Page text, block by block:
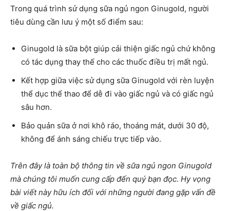
Trong quá trình sử dụng sữa ngủ ngon Ginugold, người
tiêu dùng cần lưu ý một số điểm sau:
Ginugold là sữa bột giúp cải thiện giấc ngủ chứ không
có tác dụng thay thế cho các thuốc điều trị mất ngủ.
Kết hợp giữa việc sử dụng sữa Ginugold với rèn luyện
thể dục thể thao để dễ đi vào giấc ngủ và có giấc ngủ
sâu hơn.
Bảo quản sữa ở nơi khô ráo, thoáng mát, dưới 30 độ,
không để ánh sáng chiếu trực tiếp vào.
Trên đây là toàn bộ thông tin về sữa ngủ ngon Ginugold
mà chúng tôi muốn cung cấp đến quý bạn đọc. Hy vọng
bài viết này hữu ích đối với những người đang gặp vấn đề
về giấc ngủ.